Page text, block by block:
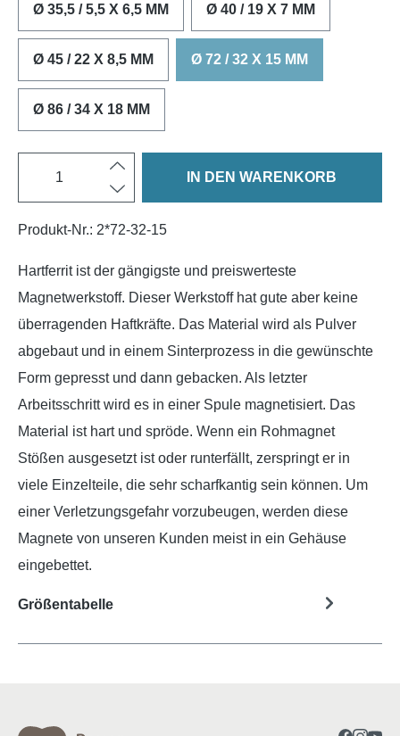
Ø 35,5 / 5,5 X 6,5 MM Ø 40 / 19 X 7 MM
Ø 45 / 22 X 8,5 MM Ø 72 / 32 X 15 MM
Ø 86 / 34 X 18 MM
IN DEN WARENKORB
Produkt-Nr.: 2*72-32-15
Hartferrit ist der gängigste und preiswerteste
Magnetwerkstoff. Dieser Werkstoff hat gute aber keine
überragenden Haftkräfte. Das Material wird als Pulver
abgebaut und in einem Sinterprozess in die gewünschte
Form gepresst und dann gebacken. Als letzter
Arbeitsschritt wird es in einer Spule magnetisiert. Das
Material ist hart und spröde. Wenn ein Rohmagnet
Stößen ausgesetzt ist oder runterfällt, zerspringt er in
viele Einzelteile, die sehr scharfkantig sein können. Um
einer Verletzungsgefahr vorzubeugen, werden diese
Magnete von unseren Kunden meist in ein Gehäuse
eingebettet.
Größentabelle